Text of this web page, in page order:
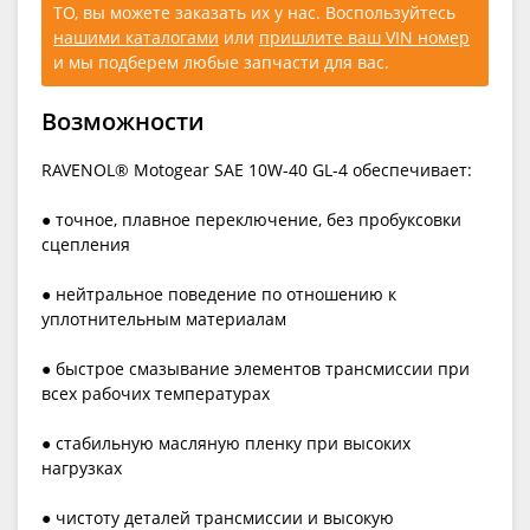
ТО, вы можете заказать их у нас. Воспользуйтесь
нашими каталогами или пришлите ваш VIN номер
и мы подберем любые запчасти для вас.
Возможности
RAVENOL® Motogear SAE 10W-40 GL-4 обеспечивает:
● точное, плавное переключение, без пробуксовки
сцепления
● нейтральное поведение по отношению к
уплотнительным материалам
● быстрое смазывание элементов трансмиссии при
всех рабочих температурах
● стабильную масляную пленку при высоких
нагрузках
● чистоту деталей трансмиссии и высокую